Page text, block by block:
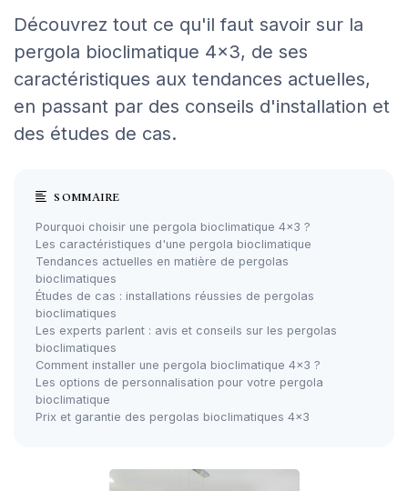
Découvrez tout ce qu'il faut savoir sur la
pergola bioclimatique 4x3, de ses
caractéristiques aux tendances actuelles,
en passant par des conseils d'installation et
des études de cas.
SOMMAIRE
Pourquoi choisir une pergola bioclimatique 4x3 ?
Les caractéristiques d'une pergola bioclimatique
Tendances actuelles en matière de pergolas
bioclimatiques
Études de cas : installations réussies de pergolas
bioclimatiques
Les experts parlent : avis et conseils sur les pergolas
bioclimatiques
Comment installer une pergola bioclimatique 4x3 ?
Les options de personnalisation pour votre pergola
bioclimatique
Prix et garantie des pergolas bioclimatiques 4x3